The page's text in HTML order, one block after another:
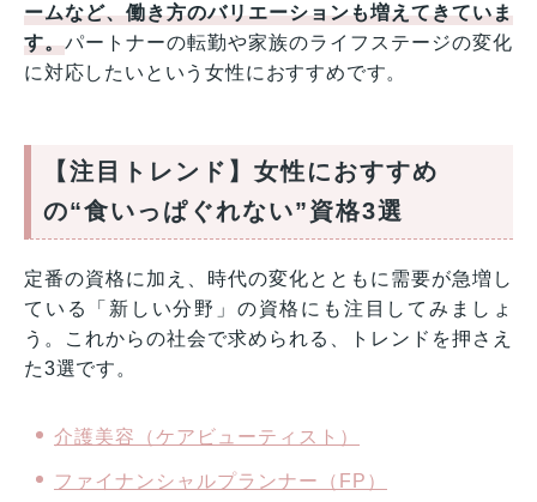
ームなど、働き方のバリエーションも増えてきていま
す。パートナーの転勤や家族のライフステージの変化
に対応したいという女性におすすめです。
【注目トレンド】女性におすすめ
の“食いっぱぐれない”資格3選
定番の資格に加え、時代の変化とともに需要が急増し
ている「新しい分野」の資格にも注目してみましょ
う。これからの社会で求められる、トレンドを押さえ
た3選です。
介護美容（ケアビューティスト）
ファイナンシャルプランナー（FP）